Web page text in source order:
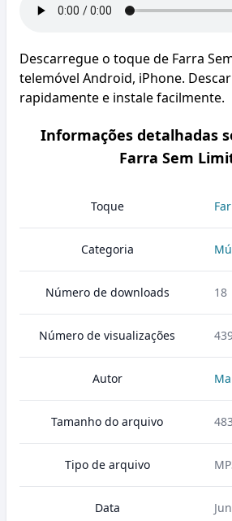
Descarregue o toque de Farra
telemóvel Android, iPhone.
rapidamente e instale facilmente.
Informações detalhadas
Farra Sem
Toque
Categoria
Número de downloads 18
Número de visualizações
Autor
Tamanho do arquivo
Tipo de arquivo
Data